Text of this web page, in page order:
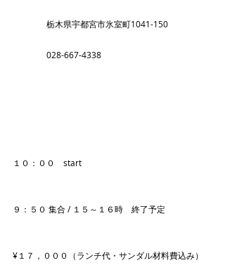
栃木県宇都宮市氷室町1041-150
028-667-4338
１０：００　start
９：５０ 集合 / １５～１６時　終了予定
¥１７，０００（ランチ代・サンダル材料費込み）